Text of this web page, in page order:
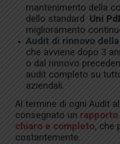
mantenimento della
dello standard Uni
miglioramento
Audit di rinnovo
che avviene dopo 3
o dal rinnovo
audit completo su
aziendali.
Al termine di ogni Audit
consegnato un rapporto
chiaro e completo, che
costantemente.